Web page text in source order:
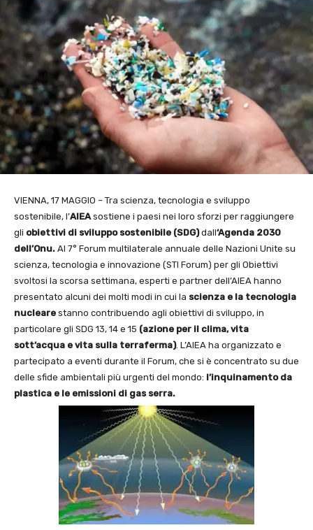
VIENNA, 17 MAGGIO – Tra scienza, tecnologia e sviluppo
sostenibile, l’AIEAsostiene i paesi nei loro sforzi per raggiungere
gli obiettivi di sviluppo sostenibile (SDG)dall‘Agenda 2030
dell’Onu. Al 7° Forum multilaterale annuale delle Nazioni Unite su
scienza, tecnologia e innovazione (STI Forum) per gli Obiettivi
svoltosi la scorsa settimana, esperti e partner dell’AIEA hanno
presentato alcuni dei molti modi in cui la scienza e la tecnologia
nucleare stanno contribuendo agli obiettivi di sviluppo, in
particolare gli SDG 13, 14 e 15 (azione per il clima, vita
sott’acqua e vita sulla terraferma). L’AIEA ha organizzato e
partecipato a eventi durante il Forum, che si è concentrato su due
delle sfide ambientali più urgenti del mondo: l’inquinamento da
plastica e le emissioni di gas serra.